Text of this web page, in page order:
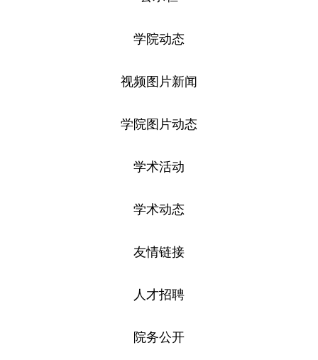
学院动态
视频图片新闻
学院图片动态
学术活动
学术动态
友情链接
人才招聘
院务公开